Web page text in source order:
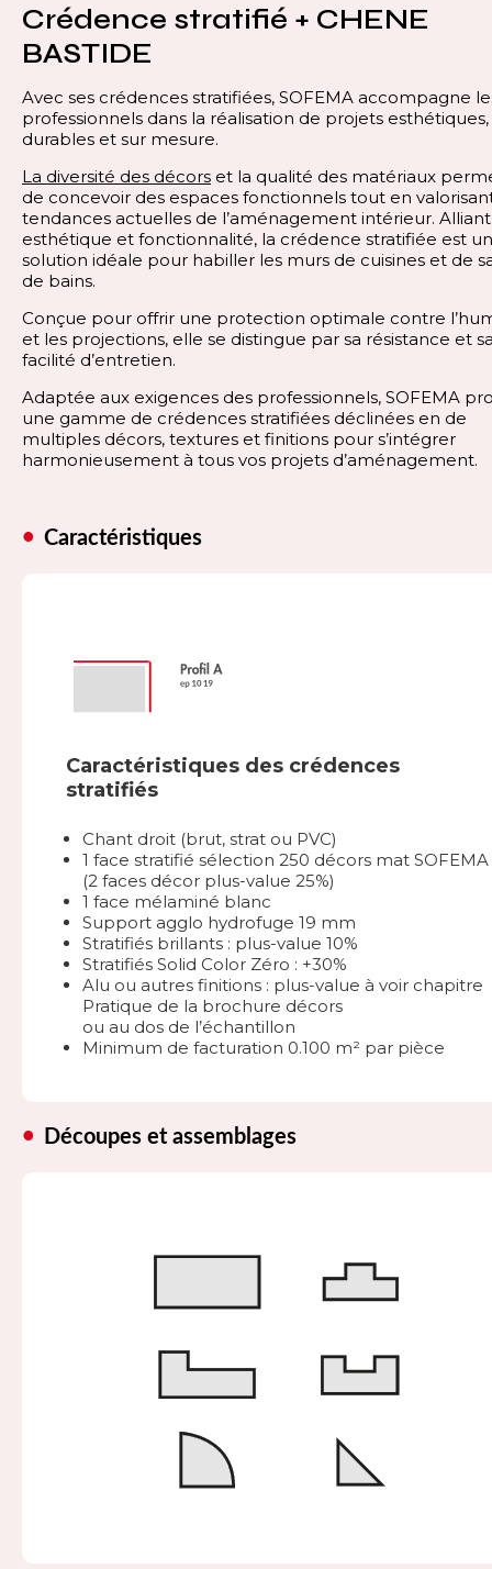
Crédence stratifié + CHENE
BASTIDE
Avec ses crédences stratifiées, SOFEMA accompagne
professionnels dans la réalisation de projets esthétiques,
durables et sur mesure.
La diversité des décors et la qualité des matériaux
de concevoir des espaces fonctionnels tout en
tendances actuelles de l’aménagement intérieur. Alliant
esthétique et fonctionnalité, la crédence stratifiée est
solution idéale pour habiller les murs de cuisines et de
de bains.
Conçue pour offrir une protection optimale contre
et les projections, elle se distingue par sa résistance et
facilité d’entretien.
Adaptée aux exigences des professionnels, SOFEMA
une gamme de crédences stratifiées déclinées en de
multiples décors, textures et finitions pour s’intégrer
harmonieusement à tous vos projets d’aménagement.
Caractéristiques
Caractéristiques des crédences
stratifiés
Chant droit (brut, strat ou PVC)
1 face stratifié sélection 250 décors mat SOFEMA
(2 faces décor plus-value 25%)
1 face mélaminé blanc
Support agglo hydrofuge 19 mm
Stratifiés brillants : plus-value 10%
Stratifiés Solid Color Zéro : +30%
Alu ou autres finitions : plus-value à voir chapitre
Pratique de la brochure décors
ou au dos de l’échantillon
Minimum de facturation 0.100 m² par pièce
Découpes et assemblages